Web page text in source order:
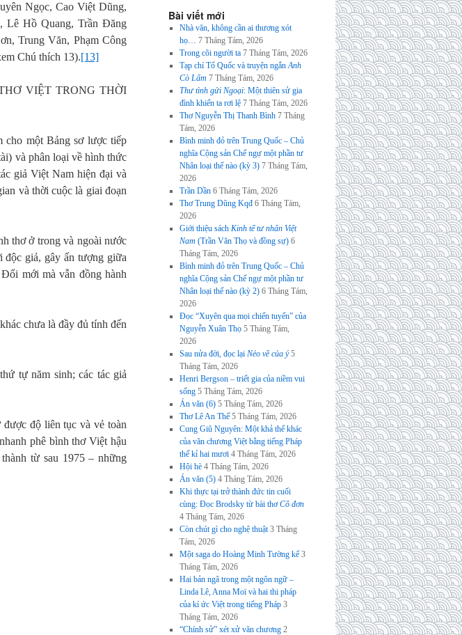
Ngọc, Cao Việt Dũng,
Lê Hồ Quang, Trần Đăng
Trung Văn, Phạm Công
Chú thích 13).[13]
VIỆT TRONG THỜI
cho một Bảng sơ lược tiếp
và phân loại về hình thức
giả Việt Nam hiện đại và
và thời cuộc là giai đoạn
thơ ở trong và ngoài nước
độc giả, gây ấn tượng giữa
mới mà vẫn đồng hành
chưa là đầy đủ tính đến
tự năm sinh; các tác giả
độ liên tục và vẻ toàn
phê bình thơ Việt hậu
từ sau 1975 – những
Bài viết mới
Nhà văn, không cần ai thương xót
họ… 7 Tháng Tám, 2026
Trong cõi người ta 7 Tháng Tám, 2026
Tạp chí Tổ Quốc và truyện ngắnAnh
Cò Lấm 7 Tháng Tám, 2026
Thư tình gửi Ngoại: Một thiên sử gia
đình khiến ta rơi lệ 7 Tháng Tám, 2026
Thơ Nguyễn Thị Thanh Bình 7 Tháng
Tám, 2026
Bình minh đỏ trên Trung Quốc – Chủ
nghĩa Cộng sản Chế ngự một phần tư
Nhân loại thế nào (kỳ 3) 7 Tháng Tám,
2026
Trần Dần 6 Tháng Tám, 2026
Thơ Trung Dũng Kqđ 6 Tháng Tám,
2026
Giới thiệu sách Kinh tế tư nhân Việt
Nam (Trần Văn Thọ và đồng sự) 6
Tháng Tám, 2026
Bình minh đỏ trên Trung Quốc – Chủ
nghĩa Cộng sản Chế ngự một phần tư
Nhân loại thế nào (kỳ 2) 6 Tháng Tám,
2026
Đọc “Xuyên qua mọi chiến tuyến” của
Nguyễn Xuân Thọ 5 Tháng Tám,
2026
Sau nửa đời, đọc lại Nẻo về của ý 5
Tháng Tám, 2026
Henri Bergson – triết gia của niềm vui
sống 5 Tháng Tám, 2026
Án văn (6) 5 Tháng Tám, 2026
Thơ Lê An Thế 5 Tháng Tám, 2026
Cung Giũ Nguyên: Một khả thể khác
của văn chương Việt bằng tiếng Pháp
thế kỉ hai mươi 4 Tháng Tám, 2026
Hội hè 4 Tháng Tám, 2026
Án văn (5) 4 Tháng Tám, 2026
Khi thực tại trở thành đức tin cuối
cùng: Đọc Brodsky từ bài thơCô đơn
4 Tháng Tám, 2026
Còn chút gì cho nghệ thuật 3 Tháng
Tám, 2026
Một saga do Hoàng Minh Tường kể 3
Tháng Tám, 2026
Hai bản ngã trong một ngôn ngữ –
Linda Lê, Anna Moï và hai thi pháp
của kí ức Việt trong tiếng Pháp 3
Tháng Tám, 2026
“Chính sử” xét xử văn chương 2